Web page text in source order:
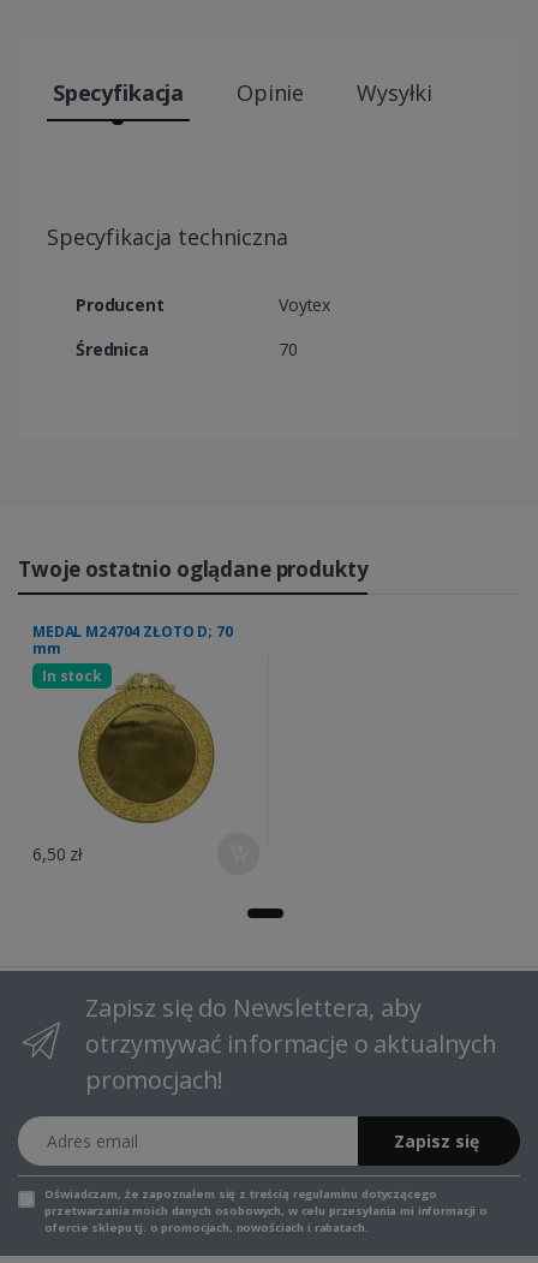
Specyfikacja Opinie Wysyłki
Specyfikacja techniczna
Producent
Voytex
Średnica
70
Twoje ostatnio oglądane produkty
MEDAL M24704 ZŁOTO D; 70
mm
In stock
6,50 zł
Zapisz się do Newslettera, aby
otrzymywać informacje o aktualnych
promocjach!
Adres email
Zapisz się
Oświadczam, że zapoznałem się z treścią regulaminu dotyczącego
przetwarzania moich danych osobowych, w celu przesyłania mi informacji o
ofercie sklepu tj. o promocjach, nowościach i rabatach.